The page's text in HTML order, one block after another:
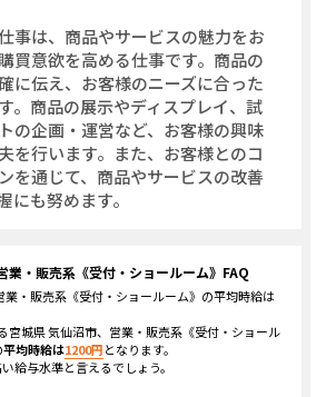
事は、商品やサービスの魅力をお
買意欲を高める仕事です。商品の
に伝え、お客様のニーズに合った
。商品の展示やディスプレイ、試
の企画・運営など、お客様の興味
を行います。また、お客様とのコ
を通じて、商品やサービスの改善
にも努めます。
業・販売系《受付・ショールーム》 FAQ
・販売系《受付・ショールーム》 の平均時給は
宮城県 気仙沼市、営業・販売系《受付・ショール
平均時給は1200円となります。
給与水準と言えるでしょう。